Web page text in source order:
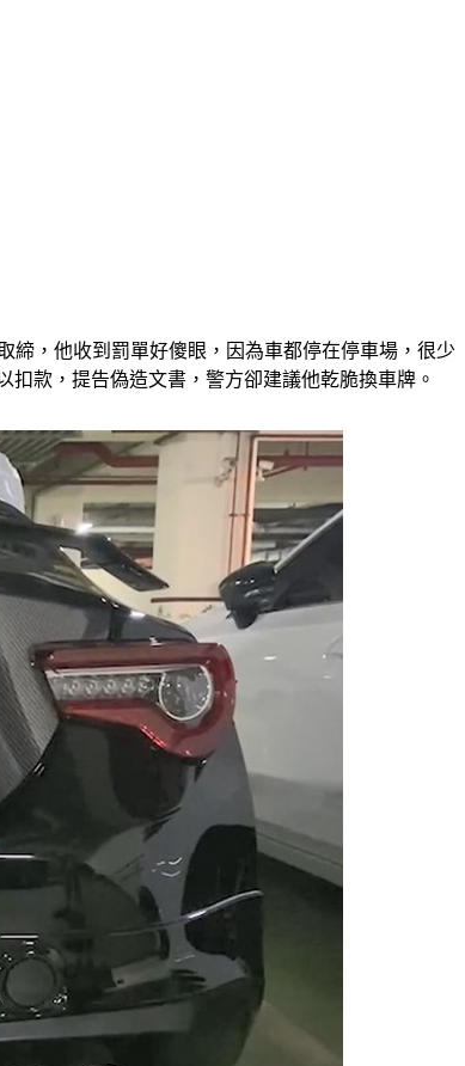
締，他收到罰單好傻眼，因為車都停在停車場，很少
款，提告偽造文書，警方卻建議他乾脆換車牌。